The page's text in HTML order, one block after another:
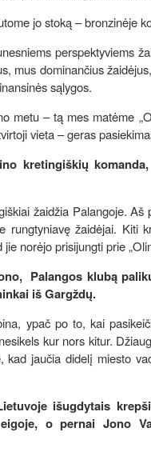
jo stoką – bronzinėje
perspektyviems
mus dominančius
sąlygos.
metu – tą mes matėme
vieta – geras
kretingiškių
žaidžia Palangoje.
žaidėjai. Kiti
norėjo prisijungti prie
Palangos klubą
iš Gargždų.
ypač po to, kai
kur nors kitur.
jaučia didelį miesto
išugdytais
o pernai Jono